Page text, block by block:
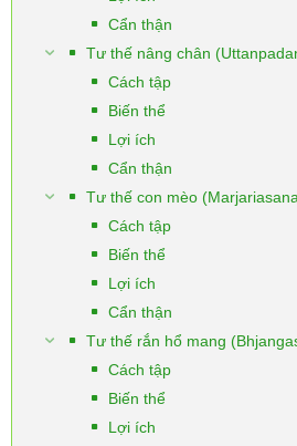
Cẩn thận
Tư thế nâng chân
Cách tập
Biến thể
Lợi ích
Cẩn thận
Tư thế con mèo
Cách tập
Biến thể
Lợi ích
Cẩn thận
Tư thế rắn hổ mang
Cách tập
Biến thể
Lợi ích